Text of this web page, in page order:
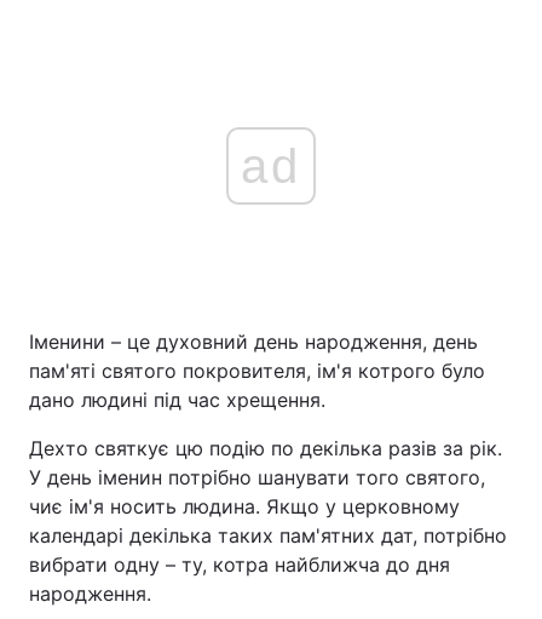
Головна Війна
Економіка Світ
Наука
Техно і зв'язок Лайт
ad
Іменини – це духовний день народження, день
пам'яті святого покровителя, ім'я котрого було
дано людині під час хрещення.
Дехто святкує цю подію по декілька разів за рік.
У день іменин потрібно шанувати того святого,
чиє ім'я носить людина. Якщо у церковному
календарі декілька таких пам'ятних дат, потрібно
вибрати одну – ту, котра найближча до дня
народження.